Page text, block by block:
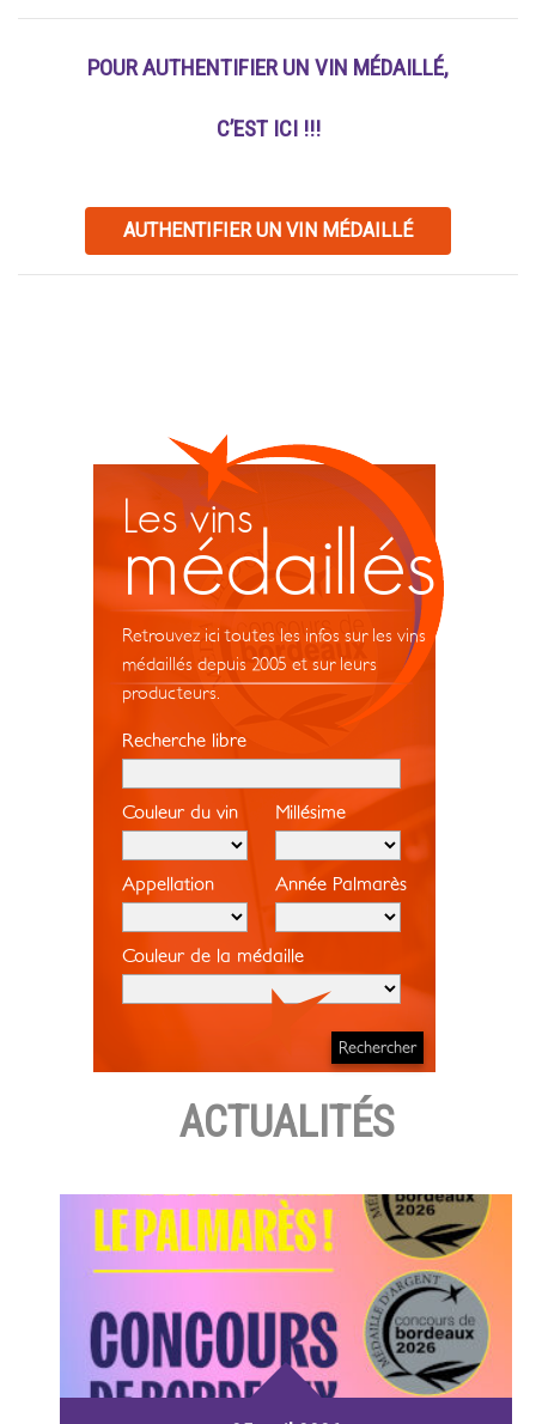
POUR AUTHENTIFIER UN VIN MÉDAILLÉ,
C’EST ICI !!!
AUTHENTIFIER UN VIN MÉDAILLÉ
Les vins
médaillés
Retrouvez ici toutes les infos sur les vins
médaillés depuis 2005 et sur leurs
producteurs.
Recherche libre
Couleur du vin Millésime
Appellation Année Palmarès
Couleur de la médaille
ACTUALITÉS